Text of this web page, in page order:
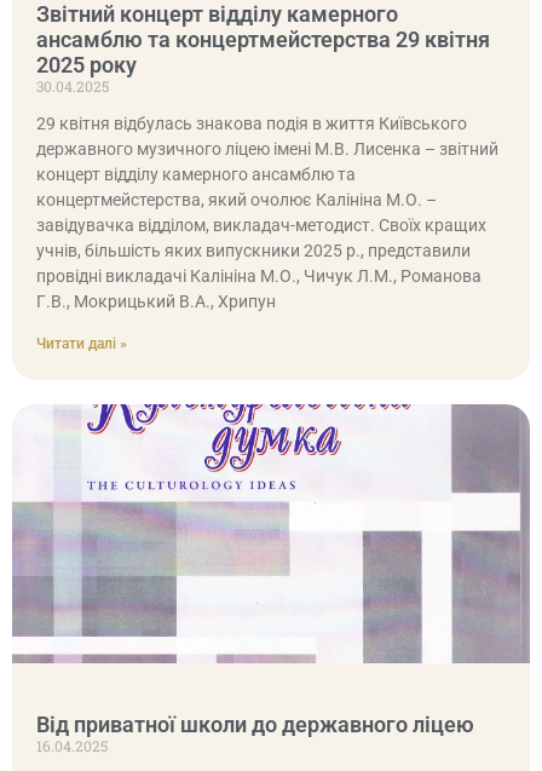
Звітний концерт відділу камерного
ансамблю та концертмейстерства 29 квітня
2025 року
30.04.2025
29 квітня відбулась знакова подія в життя Київського
державного музичного ліцею імені М.В. Лисенка – звітний
концерт відділу камерного ансамблю та
концертмейстерства, який очолює Калініна М.О. –
завідувачка відділом, викладач-методист. Своїх кращих
учнів, більшість яких випускники 2025 р., представили
провідні викладачі Калініна М.О., Чичук Л.М., Романова
Г.В., Мокрицький В.А., Хрипун
Читати далі »
Від приватної школи до державного ліцею
16.04.2025